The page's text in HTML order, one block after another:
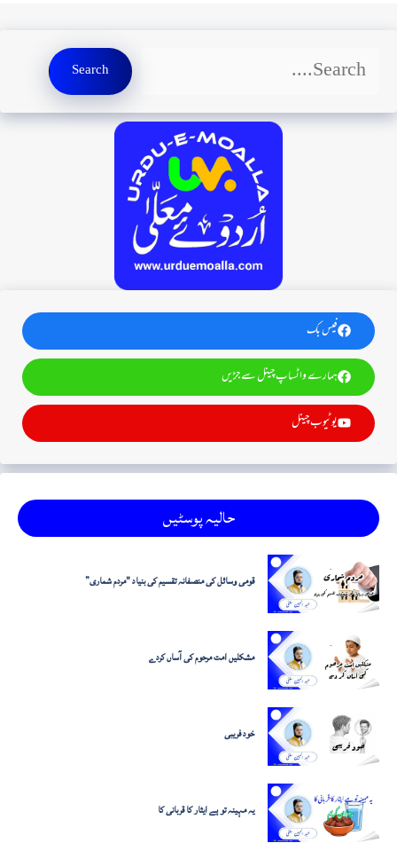
Search
Search
فیس بک
ہمارے واٹساپ چینل سے جڑیں
یوٹیوب چینل
حالیہ پوسٹیں
قومی وسائل کی منصفانہ تقسیم کی بنیاد "مردم شماری”
مشکلیں امت مرحوم کی آساں کردے
خود فریبی
یہ مہینہ تو ہے ایثار کا قربانی کا